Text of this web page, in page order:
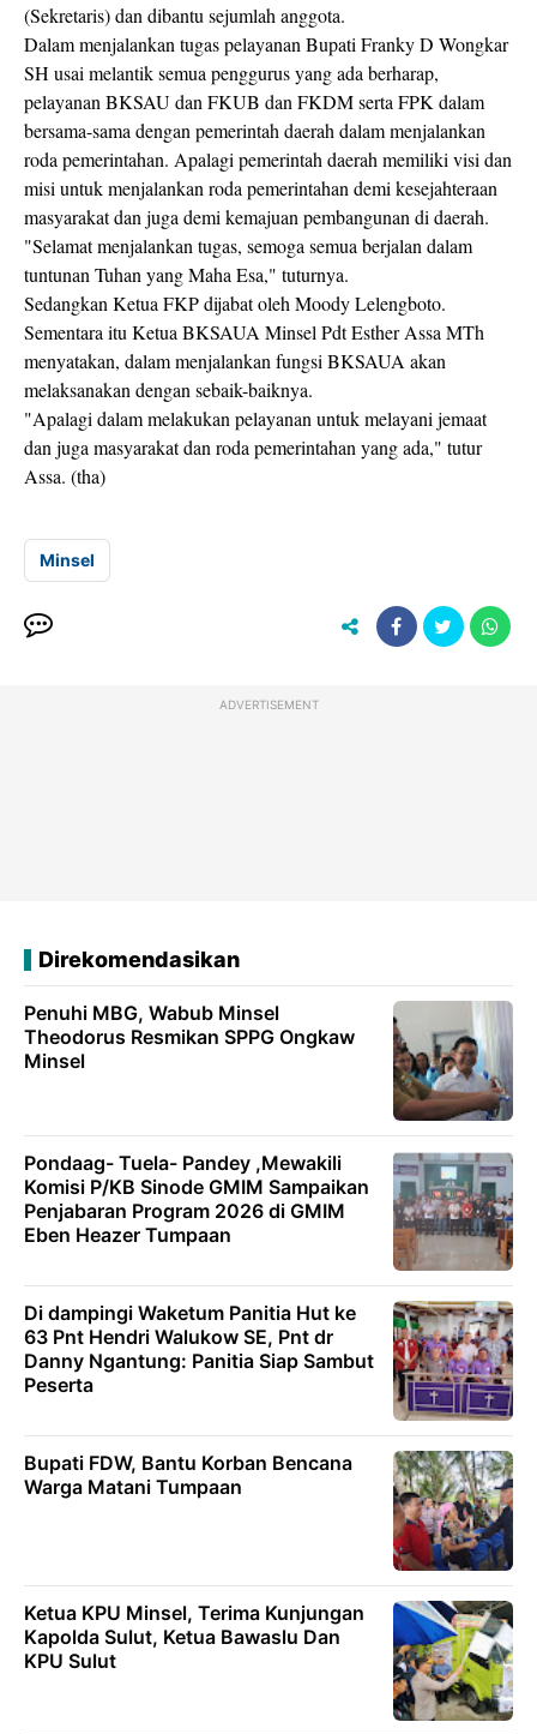
(Sekretaris) dan dibantu sejumlah anggota.
Dalam menjalankan tugas pelayanan Bupati Franky D Wongkar
SH usai melantik semua penggurus yang ada berharap,
pelayanan BKSAU dan FKUB dan FKDM serta FPK dalam
bersama-sama dengan pemerintah daerah dalam menjalankan
roda pemerintahan. Apalagi pemerintah daerah memiliki visi dan
misi untuk menjalankan roda pemerintahan demi kesejahteraan
masyarakat dan juga demi kemajuan pembangunan di daerah.
"Selamat menjalankan tugas, semoga semua berjalan dalam
tuntunan Tuhan yang Maha Esa," tuturnya.
Sedangkan Ketua FKP dijabat oleh Moody Lelengboto.
Sementara itu Ketua BKSAUA Minsel Pdt Esther Assa MTh
menyatakan, dalam menjalankan fungsi BKSAUA akan
melaksanakan dengan sebaik-baiknya.
"Apalagi dalam melakukan pelayanan untuk melayani jemaat
dan juga masyarakat dan roda pemerintahan yang ada," tutur
Assa. (tha)
Minsel
ADVERTISEMENT
Direkomendasikan
Penuhi MBG, Wabub Minsel
Theodorus Resmikan SPPG Ongkaw
Minsel
Pondaag- Tuela- Pandey ,Mewakili
Komisi P/KB Sinode GMIM Sampaikan
Penjabaran Program 2026 di GMIM
Eben Heazer Tumpaan
Di dampingi Waketum Panitia Hut ke
63 Pnt Hendri Walukow SE, Pnt dr
Danny Ngantung: Panitia Siap Sambut
Peserta
Bupati FDW, Bantu Korban Bencana
Warga Matani Tumpaan
Ketua KPU Minsel, Terima Kunjungan
Kapolda Sulut, Ketua Bawaslu Dan
KPU Sulut